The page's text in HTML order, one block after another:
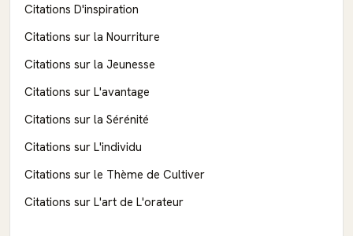
Citations D'inspiration
Citations sur la Nourriture
Citations sur la Jeunesse
Citations sur L'avantage
Citations sur la Sérénité
Citations sur L'individu
Citations sur le Thème de Cultiver
Citations sur L'art de L'orateur